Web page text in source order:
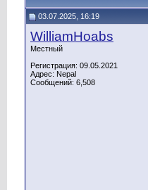
03.07.2025, 16:19
WilliamHoabs
Местный
Регистрация: 09.05.2021
Адрес: Nepal
Сообщений: 6,508